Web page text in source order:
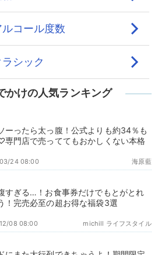
かけの人気ランキング
ーったら太っ腹！公式よりも約34％も
専門店で売っててもおかしくない本格
海原藍
24 08:00
すぎる…！お食事券だけでもとがとれ
！完売必至の超お得な福袋3選
michill ライフスタイル
08 08:00